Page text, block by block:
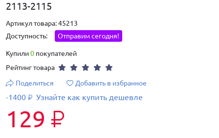
2113-2115
Артикул товара: 45213
Доступность:
Отправим сегодня!
Купили0 покупателей
Рейтинг товара
Поделиться
Добавить в избранное
-1400 ₽ Узнайте как купить дешевле
129 ₽